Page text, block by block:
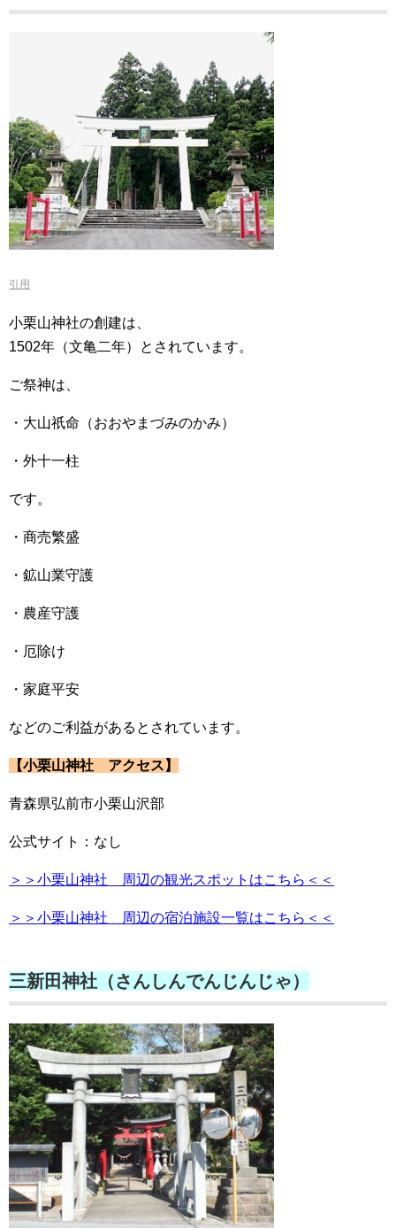
引用
小栗山神社の創建は、
1502年（文亀二年）とされています。
ご祭神は、
・大山祇命（おおやまづみのかみ）
・外十一柱
です。
・商売繁盛
・鉱山業守護
・農産守護
・厄除け
・家庭平安
などのご利益があるとされています。
【小栗山神社 アクセス】
青森県弘前市小栗山沢部
公式サイト：なし
＞＞小栗山神社 周辺の観光スポットはこちら＜＜
＞＞小栗山神社 周辺の宿泊施設一覧はこちら＜＜
三新田神社（さんしんでんじんじゃ）